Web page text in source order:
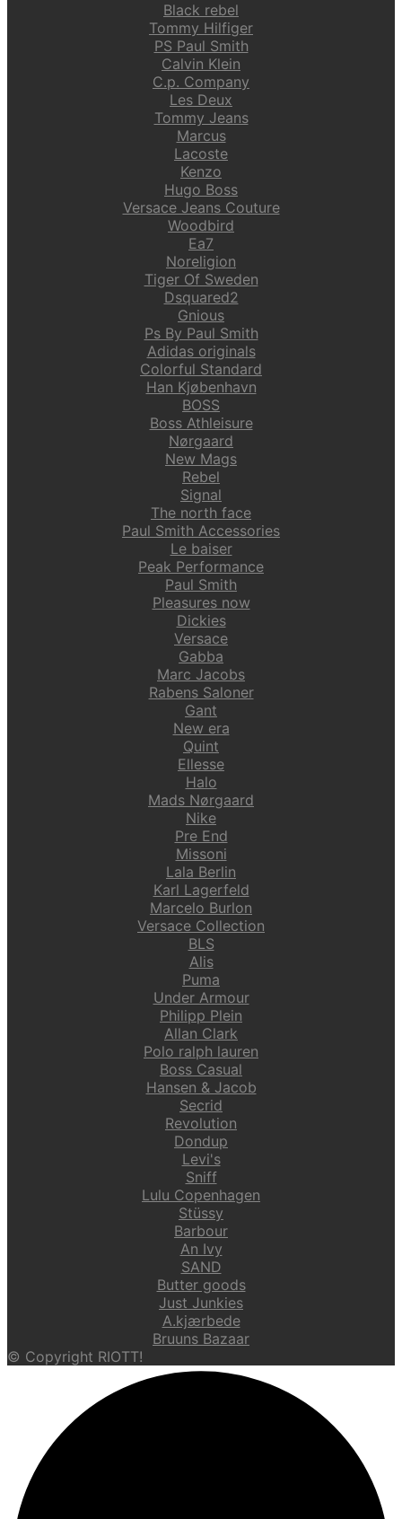
Black rebel
Tommy Hilfiger
PS Paul Smith
Calvin Klein
C.p. Company
Les Deux
Tommy Jeans
Marcus
Lacoste
Kenzo
Hugo Boss
Versace Jeans Couture
Woodbird
Ea7
Noreligion
Tiger Of Sweden
Dsquared2
Gnious
Ps By Paul Smith
Adidas originals
Colorful Standard
Han Kjøbenhavn
BOSS
Boss Athleisure
Nørgaard
New Mags
Rebel
Signal
The north face
Paul Smith Accessories
Le baiser
Peak Performance
Paul Smith
Pleasures now
Dickies
Versace
Gabba
Marc Jacobs
Rabens Saloner
Gant
New era
Quint
Ellesse
Halo
Mads Nørgaard
Nike
Pre End
Missoni
Lala Berlin
Karl Lagerfeld
Marcelo Burlon
Versace Collection
BLS
Alis
Puma
Under Armour
Philipp Plein
Allan Clark
Polo ralph lauren
Boss Casual
Hansen & Jacob
Secrid
Revolution
Dondup
Levi's
Sniff
Lulu Copenhagen
Stüssy
Barbour
An Ivy
SAND
Butter goods
Just Junkies
A.kjærbede
Bruuns Bazaar
© Copyright RIOTT!